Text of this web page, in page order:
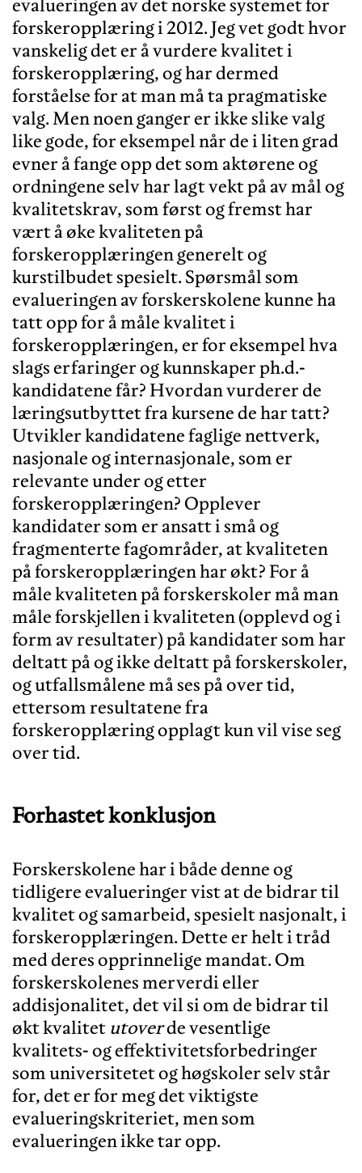
evalueringen av det norske systemet for
forskeropplæring i 2012. Jeg vet godt hvor
vanskelig det er å vurdere kvalitet i
forskeropplæring, og har dermed
forståelse for at man må ta pragmatiske
valg. Men noen ganger er ikke slike valg
like gode, for eksempel når de i liten grad
evner å fange opp det som aktørene og
ordningene selv har lagt vekt på av mål og
kvalitetskrav, som først og fremst har
vært å øke kvaliteten på
forskeropplæringen generelt og
kurstilbudet spesielt. Spørsmål som
evalueringen av forskerskolene kunne ha
tatt opp for å måle kvalitet i
forskeropplæringen, er for eksempel hva
slags erfaringer og kunnskaper ph.d.-
kandidatene får? Hvordan vurderer de
læringsutbyttet fra kursene de har tatt?
Utvikler kandidatene faglige nettverk,
nasjonale og internasjonale, som er
relevante under og etter
forskeropplæringen? Opplever
kandidater som er ansatt i små og
fragmenterte fagområder, at kvaliteten
på forskeropplæringen har økt? For å
måle kvaliteten på forskerskoler må man
måle forskjellen i kvaliteten (opplevd og i
form av resultater) på kandidater som har
deltatt på og ikke deltatt på forskerskoler,
og utfallsmålene må ses på over tid,
ettersom resultatene fra
forskeropplæring opplagt kun vil vise seg
Forhastet konklusjon
Forskerskolene har i både denne og
tidligere evalueringer vist at de bidrar til
kvalitet og samarbeid, spesielt nasjonalt, i
forskeropplæringen. Dette er helt i tråd
med deres opprinnelige mandat. Om
forskerskolenes merverdi eller
addisjonalitet, det vil si om de bidrar til
økt kvalitet utoverde vesentlige
kvalitets- og effektivitetsforbedringer
som universitetet og høgskoler selv står
for, det er for meg det viktigste
evalueringskriteriet, men som
evalueringen ikke tar opp.